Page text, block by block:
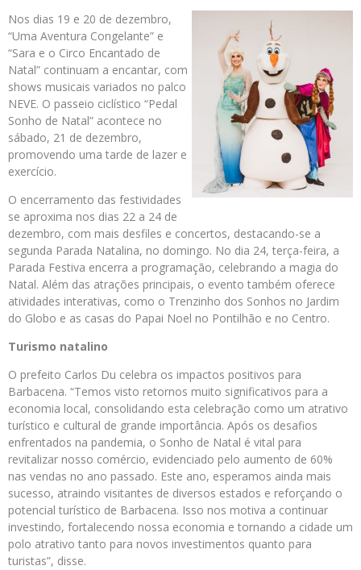
Nos dias 19 e 20 de dezembro,
“Uma Aventura Congelante” e
“Sara e o Circo Encantado de
Natal” continuam a encantar, com
shows musicais variados no palco
NEVE. O passeio ciclístico “Pedal
Sonho de Natal” acontece no
sábado, 21 de dezembro,
promovendo uma tarde de lazer e
exercício.
O encerramento das festividades
se aproxima nos dias 22 a 24 de
dezembro, com mais desfiles e concertos, destacando-se a
segunda Parada Natalina, no domingo. No dia 24, terça-feira, a
Parada Festiva encerra a programação, celebrando a magia do
Natal. Além das atrações principais, o evento também oferece
atividades interativas, como o Trenzinho dos Sonhos no Jardim
do Globo e as casas do Papai Noel no Pontilhão e no Centro.
Turismo natalino
O prefeito Carlos Du celebra os impactos positivos para
Barbacena. “Temos visto retornos muito significativos para a
economia local, consolidando esta celebração como um atrativo
turístico e cultural de grande importância. Após os desafios
enfrentados na pandemia, o Sonho de Natal é vital para
revitalizar nosso comércio, evidenciado pelo aumento de 60%
nas vendas no ano passado. Este ano, esperamos ainda mais
sucesso, atraindo visitantes de diversos estados e reforçando o
potencial turístico de Barbacena. Isso nos motiva a continuar
investindo, fortalecendo nossa economia e tornando a cidade um
polo atrativo tanto para novos investimentos quanto para
turistas”, disse.